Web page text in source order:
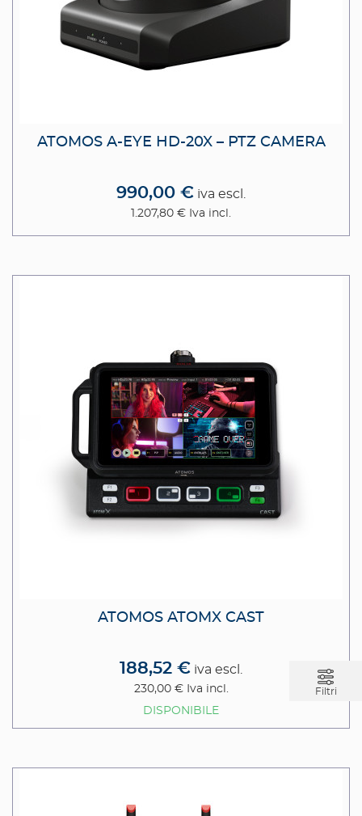
ATOMOS A-EYE HD-20X – PTZ CAMERA
990,00 € iva escl.
1.207,80 € Iva incl.
ATOMOS ATOMX CAST
188,52 € iva escl.
230,00 €
Iva incl.
DISPONIBILE
Filtri